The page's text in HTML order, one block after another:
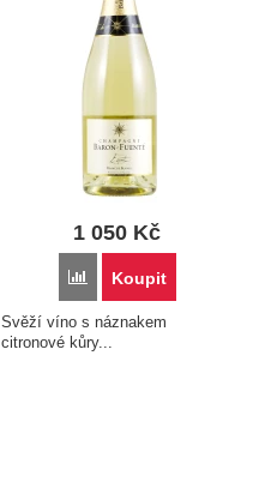
1 050 Kč
Porovnat
Koupit
Svěží víno s náznakem
citronové kůry...